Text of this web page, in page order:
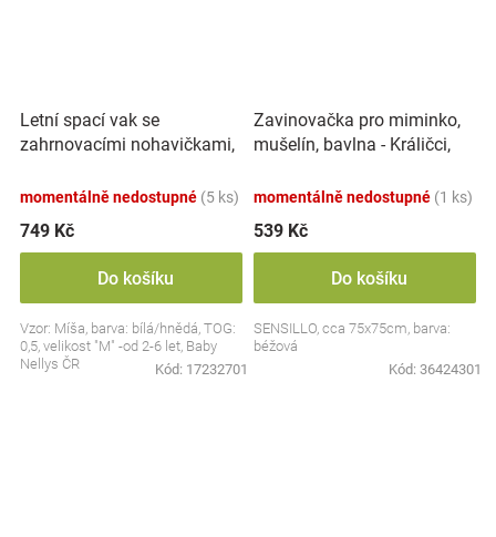
Letní spací vak se
zahrnovacími nohavičkami,
potiskem, M
momentálně nedostupné (5 ks)
749 Kč
Do košíku
Vzor: Míša, barva: bílá/hnědá, TOG:
0,5, velikost "M" -od 2-6 let, Baby
Nellys ČR
Kód: 17232701
Zavinovačka pro miminko,
mušelín, bavlna - Králičci,
momentálně nedostupné (1 ks)
539 Kč
Do košíku
SENSILLO, cca 75x75cm, barva:
béžová
Kód: 36424301